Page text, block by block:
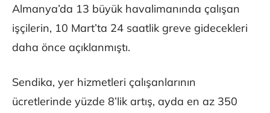
Almanya’da 13 büyük havalimanında çalışan
işçilerin, 10 Mart’ta 24 saatlik greve gidecekleri
daha önce açıklanmıştı.
Sendika, yer hizmetleri çalışanlarının
ücretlerinde yüzde 8’lik artış, ayda en az 350